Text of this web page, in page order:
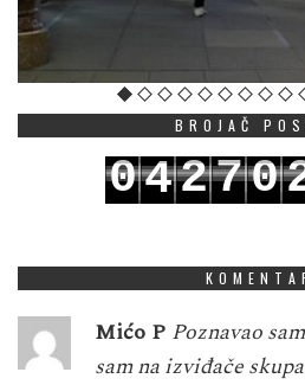
BROJAČ
04270
Mićo P Poznavao
sam na izviđače